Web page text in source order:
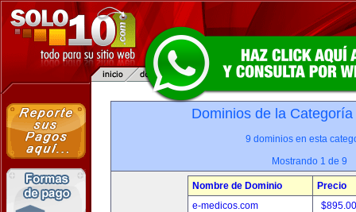
Dominios de la
9 dominios en esta
Mostrando 1 de 9
Nombre de Dominio
Precio
e-medicos.com